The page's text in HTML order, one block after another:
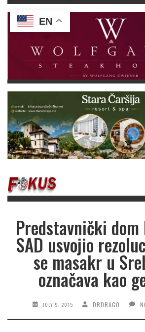
Predstavnički dom
SAD usvojio
se masakr u
označava kao
JULY 9, 2015 DRDRAGO
EN